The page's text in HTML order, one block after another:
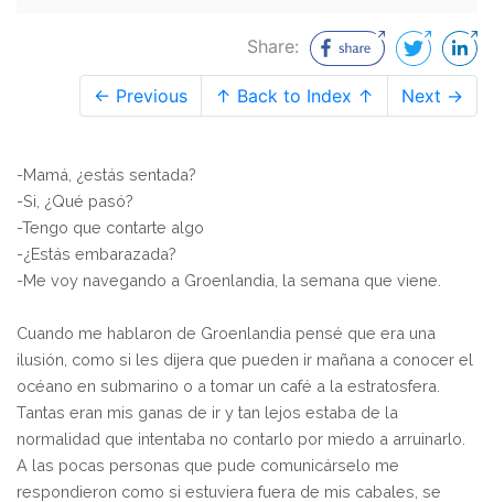
Share:
← Previous ↑ Back to Index ↑ Next →
-Mamá, ¿estás sentada?
-Si, ¿Qué pasó?
-Tengo que contarte algo
-¿Estás embarazada?
-Me voy navegando a Groenlandia, la semana que viene.
Cuando me hablaron de Groenlandia pensé que era una
ilusión, como si les dijera que pueden ir mañana a conocer el
océano en submarino o a tomar un café a la estratosfera.
Tantas eran mis ganas de ir y tan lejos estaba de la
normalidad que intentaba no contarlo por miedo a arruinarlo.
A las pocas personas que pude comunicárselo me
respondieron como si estuviera fuera de mis cabales, se